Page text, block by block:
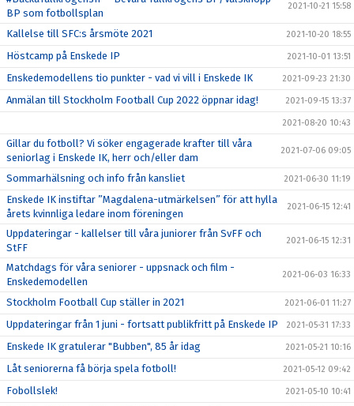
BP som fotbollsplan
2021-10-21 15:58
Kallelse till SFC:s årsmöte 2021 2021-10-20 18:55
Höstcamp på Enskede IP 2021-10-01 13:51
Enskedemodellens tio punkter - vad vi vill i Enskede IK 2021-09-23 21:30
Anmälan till Stockholm Football Cup 2022 öppnar idag! 2021-09-15 13:37
2021-08-20 10:43
Gillar du fotboll? Vi söker engagerade krafter till våra
seniorlag i Enskede IK, herr och/eller dam
2021-07-06 09:05
Sommarhälsning och info från kansliet 2021-06-30 11:19
Enskede IK instiftar ”Magdalena-utmärkelsen” för att hylla
årets kvinnliga ledare inom föreningen
2021-06-15 12:41
Uppdateringar - kallelser till våra juniorer från SvFF och
StFF
2021-06-15 12:31
Matchdags för våra seniorer - uppsnack och film -
Enskedemodellen
2021-06-03 16:33
Stockholm Football Cup ställer in 2021 2021-06-01 11:27
Uppdateringar från 1 juni - fortsatt publikfritt på Enskede IP 2021-05-31 17:33
Enskede IK gratulerar "Bubben", 85 år idag 2021-05-21 10:16
Låt seniorerna få börja spela fotboll! 2021-05-12 09:42
Fobollslek! 2021-05-10 10:41